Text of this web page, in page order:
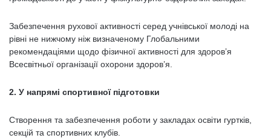
Забезпечення рухової активності серед учнівської молоді на
рівні не нижчому ніж визначеному Глобальними
рекомендаціями щодо фізичної активності для здоров’я
Всесвітньої організації охорони здоров’я.
2. У напрямі спортивної підготовки
Створення та забезпечення роботи у закладах освіти гуртків,
секцій та спортивних клубів.